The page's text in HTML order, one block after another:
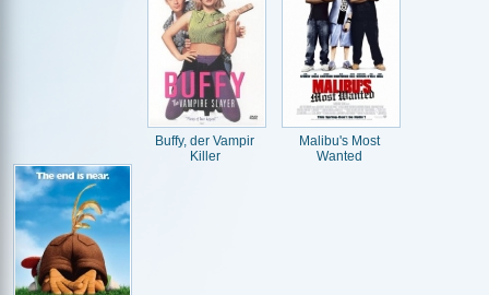
Buffy, der Vampir
Killer
Malibu's Most
Wanted